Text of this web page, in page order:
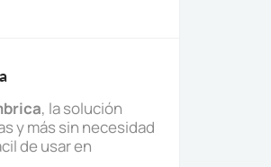
, la solución
y más sin necesidad
de usar en